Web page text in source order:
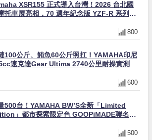
XSR155 正式導入台灣！2026 台北國
托車展亮相，70 週年紀念版 YZF-R 系列限
800
100公斤、鮪魚60公斤照扛！YAMAHA印尼
速克達Gear Ultima 2740公里耐操實測
600
500台！YAMAHA BW’S全新「Limited
」都市探索限定色 GOOPiMADE聯名包
500